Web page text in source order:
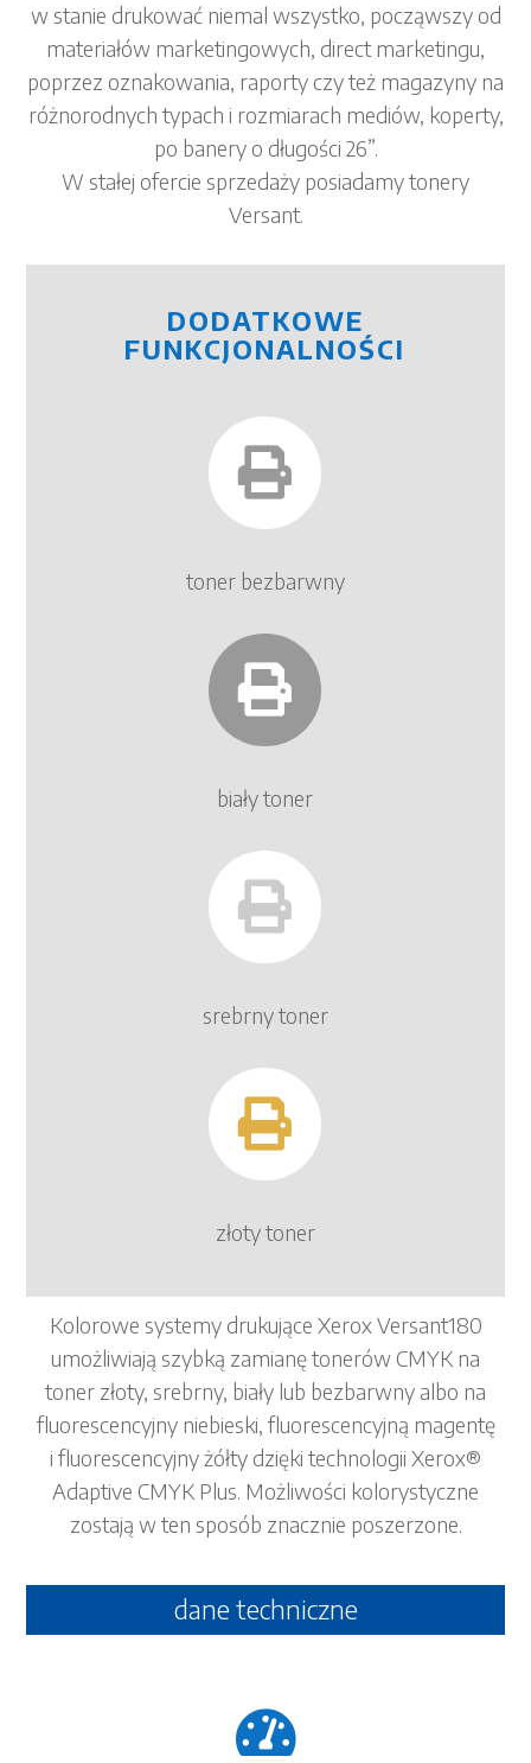
w stanie drukować niemal wszystko, począwszy od
materiałów marketingowych, direct marketingu,
poprzez oznakowania, raporty czy też magazyny na
różnorodnych typach i rozmiarach mediów, koperty,
po banery o długości 26”.
W stałej ofercie sprzedaży posiadamy tonery
Versant.
DODATKOWE
FUNKCJONALNOŚCI

toner bezbarwny

biały toner

srebrny toner

złoty toner
Kolorowe systemy drukujące Xerox Versant180
umożliwiają szybką zamianę tonerów CMYK na
toner złoty, srebrny, biały lub bezbarwny albo na
fluorescencyjny niebieski, fluorescencyjną magentę
i fluorescencyjny żółty dzięki technologii Xerox®
Adaptive CMYK Plus. Możliwości kolorystyczne
zostają w ten sposób znacznie poszerzone.
dane techniczne
